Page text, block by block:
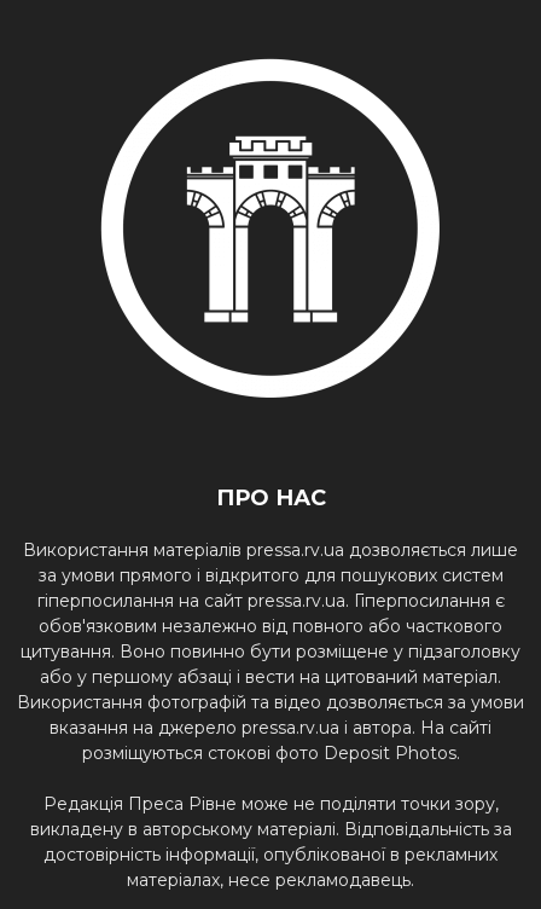
ПРО НАС
Використання матеріалів pressa.rv.ua дозволяється лише
за умови прямого і відкритого для пошукових систем
гіперпосилання на сайт pressa.rv.ua. Гіперпосилання є
обов'язковим незалежно від повного або часткового
цитування. Воно повинно бути розміщене у підзаголовку
або у першому абзаці і вести на цитований матеріал.
Використання фотографій та відео дозволяється за умови
вказання на джерело pressa.rv.ua і автора. На сайті
розміщуються стокові фото Deposit Photos.
Редакція Преса Рівне може не поділяти точки зору,
викладену в авторському матеріалі. Відповідальність за
достовірність інформації, опублікованої в рекламних
матеріалах, несе рекламодавець.